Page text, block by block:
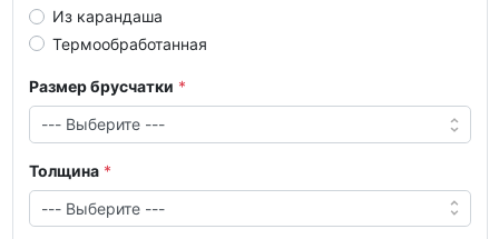
Из карандаша
Термообработанная
Размер брусчатки
Толщина